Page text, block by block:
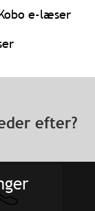
e-læser
efter?